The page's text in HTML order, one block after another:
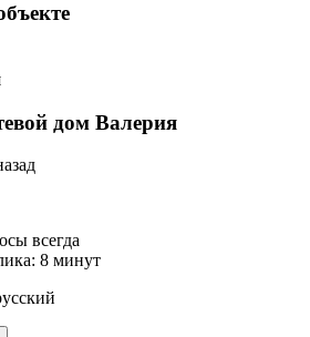
дом Валерия
всегда
8 минут